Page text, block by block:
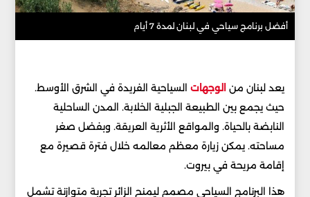
أفضل برنامج سياحي في لبنان لمدة 7 أيام
يعد لبنان من الوجهات السياحية الفريدة في الشرق الأوسط.
حيث يجمع بين الطبيعة الجبلية الخلابة. المدن الساحلية
النابضة بالحياة. والمواقع الأثرية العريقة. وبفضل صغر
مساحته. يمكن زيارة معظم معالمه خلال فترة قصيرة مع
إقامة مريحة في بيروت.
هذا البرنامج السياحي مصمم ليمنح الزائر تجربة متوازنة تشمل